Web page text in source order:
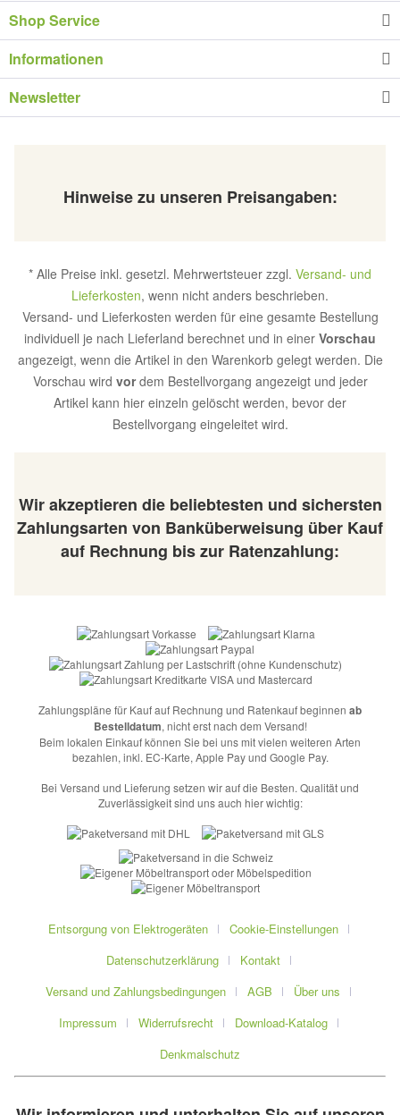
Shop Service
Informationen
Newsletter
Hinweise zu unseren Preisangaben:
* Alle Preise inkl. gesetzl. Mehrwertsteuer zzgl. Versand- und
Lieferkosten, wenn nicht anders beschrieben.
Versand- und Lieferkosten werden für eine gesamte Bestellung
individuell je nach Lieferland berechnet und in einer Vorschau
angezeigt, wenn die Artikel in den Warenkorb gelegt werden. Die
Vorschau wird vordem Bestellvorgang angezeigt und jeder
Artikel kann hier einzeln gelöscht werden, bevor der
Bestellvorgang eingeleitet wird.
Wir akzeptieren die beliebtesten und sichersten
Zahlungsarten von Banküberweisung über Kauf
auf Rechnung bis zur Ratenzahlung:
Zahlungspläne für Kauf auf Rechnung und Ratenkauf beginnen ab
Bestelldatum, nicht erst nach dem Versand!
Beim lokalen Einkauf können Sie bei uns mit vielen weiteren Arten
bezahlen, inkl. EC-Karte, Apple Pay und Google Pay.
Bei Versand und Lieferung setzen wir auf die Besten. Qualität und
Zuverlässigkeit sind uns auch hier wichtig:
Entsorgung von Elektrogeräten
Cookie-Einstellungen
Datenschutzerklärung
Kontakt
Versand und Zahlungsbedingungen
AGB
Über uns
Impressum
Widerrufsrecht
Download-Katalog
Denkmalschutz